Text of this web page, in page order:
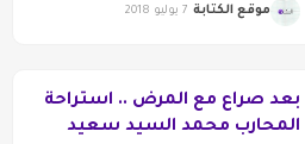
موقع الكتابة 7 يوليو 2018
بعد صراع مع المرض .. استراحة
المحارب محمد السيد سعيد